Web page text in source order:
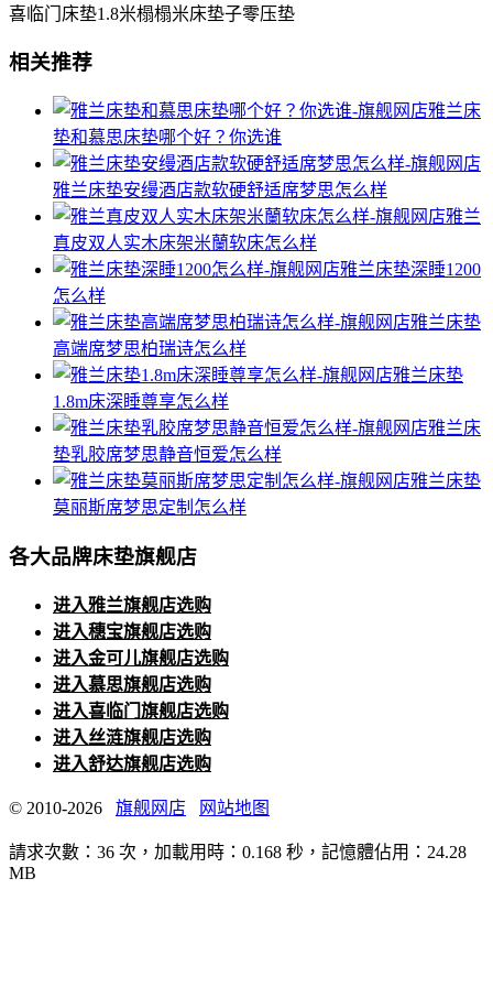
喜临门床垫1.8米榻榻米床垫子零压垫
相关推荐
雅兰床
垫和慕思床垫哪个好？你选谁
雅兰床垫安缦酒店款软硬舒适席梦思怎么样
雅兰
真皮双人实木床架米蘭软床怎么样
雅兰床垫深睡1200
怎么样
雅兰床垫
高端席梦思柏瑞诗怎么样
雅兰床垫
1.8m床深睡尊享怎么样
雅兰床
垫乳胶席梦思静音恒爱怎么样
雅兰床垫
莫丽斯席梦思定制怎么样
各大品牌床垫旗舰店
进入雅兰旗舰店选购
进入穗宝旗舰店选购
进入金可儿旗舰店选购
进入慕思旗舰店选购
进入喜临门旗舰店选购
进入丝涟旗舰店选购
进入舒达旗舰店选购
© 2010-2026 旗舰网店 网站地图
請求次數：36 次，加載用時：0.168 秒，記憶體佔用：24.28
MB